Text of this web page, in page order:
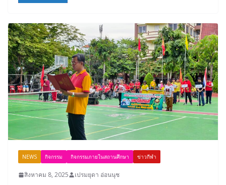
NEWS กิจกรรม กิจกรรมภายในสถานศึกษา ข่าวกีฬา
สิงหาคม 8, 2025 เปรมยุดา อ่อนนุช